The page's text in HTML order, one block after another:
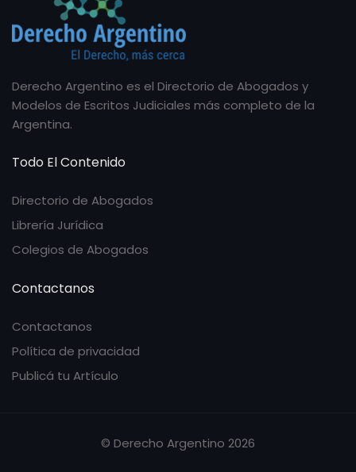
Derecho Argentino es el Directorio de Abogados y
Modelos de Escritos Judiciales más completo de la
Argentina.
Todo El Contenido
Directorio de Abogados
Librería Jurídica
Colegios de Abogados
Contactanos
Contactanos
Política de privacidad
Publicá tu Artículo
© Derecho Argentino 2026